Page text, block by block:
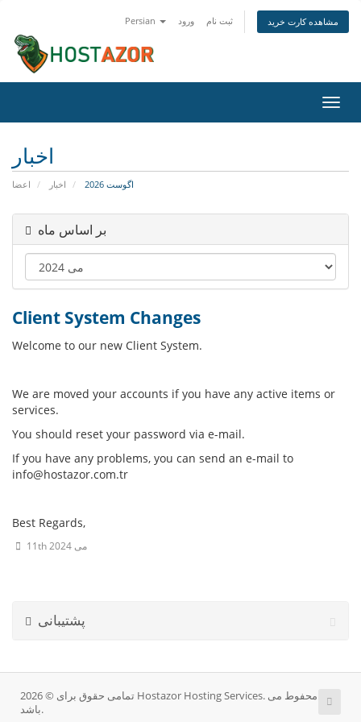
Persian ورود ثبت نام مشاهده کارت خرید
تغییر
اخبار
اعضا اخبار اگوست 2026
بر اساس ماه
Client System Changes
Welcome to our new Client System.
We are moved your accounts if you have any active items or
services.
You should reset your password via e-mail.
If you have any problems, you can send an e-mail to
info@hostazor.com.tr
Best Regards,
11th می 2024
پشتیبانی
تمامی حقوق برای © 2026 Hostazor Hosting Services. محفوط می
باشد.